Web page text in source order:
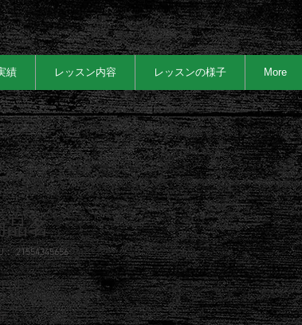
績 レッスン内容 レッスンの様子 More
品名
： 21554345656
価
格
*